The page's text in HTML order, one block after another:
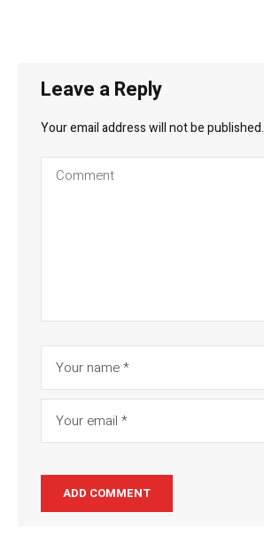
Leave a Reply
Your email address will not be published.